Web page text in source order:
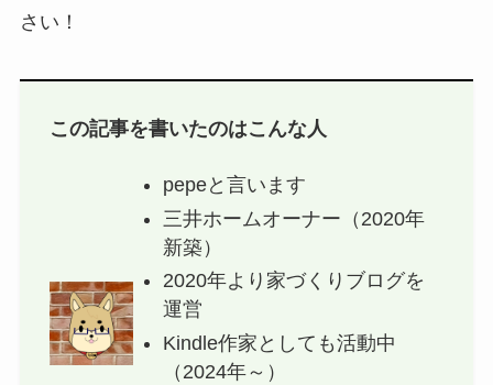
さい！
この記事を書いたのはこんな人
pepeと言います
三井ホームオーナー（2020年
新築）
2020年より家づくりブログを
運営
Kindle作家としても活動中
（2024年～）